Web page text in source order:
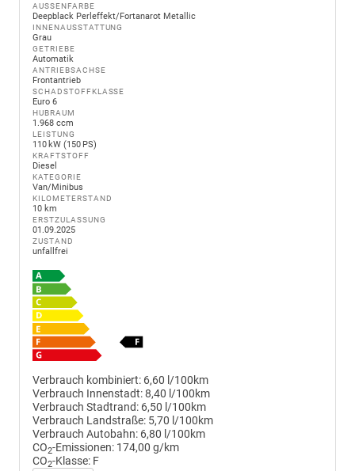
AUSSENFARBE
Deepblack Perleffekt/Fortanarot Metallic
INNENAUSSTATTUNG
Grau
GETRIEBE
Automatik
ANTRIEBSACHSE
Frontantrieb
SCHADSTOFFKLASSE
Euro 6
HUBRAUM
1.968 ccm
LEISTUNG
110 kW (150 PS)
KRAFTSTOFF
Diesel
KATEGORIE
Van/Minibus
KILOMETERSTAND
10 km
ERSTZULASSUNG
01.09.2025
ZUSTAND
unfallfrei
Verbrauch kombiniert: 6,60 l/100km
Verbrauch Innenstadt:8,40 l/100km
Verbrauch Stadtrand: 6,50 l/100km
Verbrauch Landstraße: 5,70 l/100km
Verbrauch Autobahn: 6,80 l/100km
CO2-Emissionen: 174,00 g/km
CO2-Klasse: F